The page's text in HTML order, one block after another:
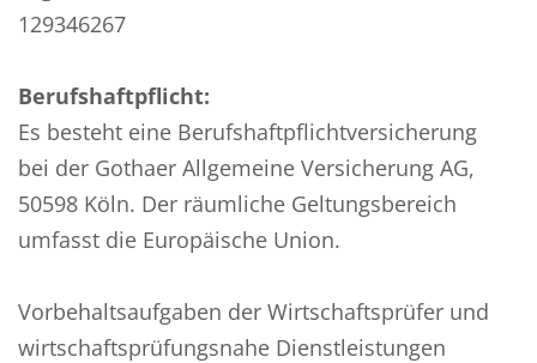
129346267
Berufshaftpflicht:
Es besteht eine Berufshaftpflichtversicherung
bei der Gothaer Allgemeine Versicherung AG,
50598 Köln. Der räumliche Geltungsbereich
umfasst die Europäische Union.
Vorbehaltsaufgaben der Wirtschaftsprüfer und
wirtschaftsprüfungsnahe Dienstleistungen